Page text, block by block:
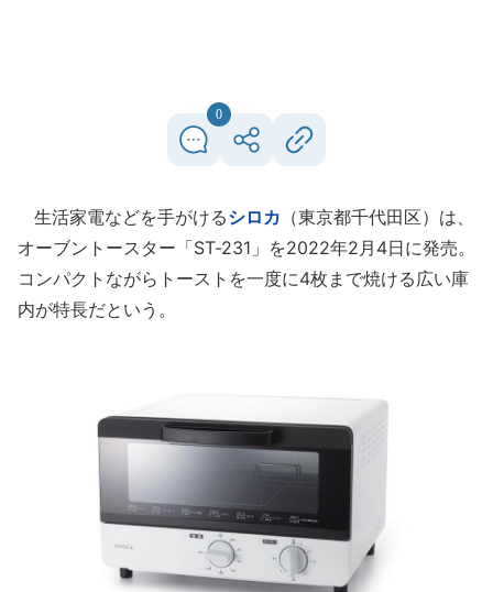
0
生活家電などを手がけるシロカ （東京都千代田区）は、
オーブントースター「ST-231」を2022年2月4日に発売。
コンパクトながらトーストを一度に4枚まで焼ける広い庫
内が特長だという。